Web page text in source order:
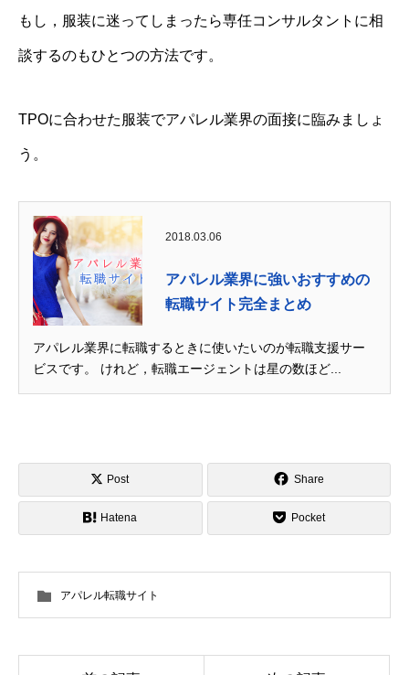
もし，服装に迷ってしまったら専任コンサルタントに相
談するのもひとつの方法です。
TPOに合わせた服装でアパレル業界の面接に臨みましょ
う。
2018.03.06
アパレル業界に強いおすすめの
転職サイト完全まとめ
アパレル業界に転職するときに使いたいのが転職支援サー
ビスです。 けれど，転職エージェントは星の数ほど...
Post Share
Hatena Pocket
アパレル転職サイト